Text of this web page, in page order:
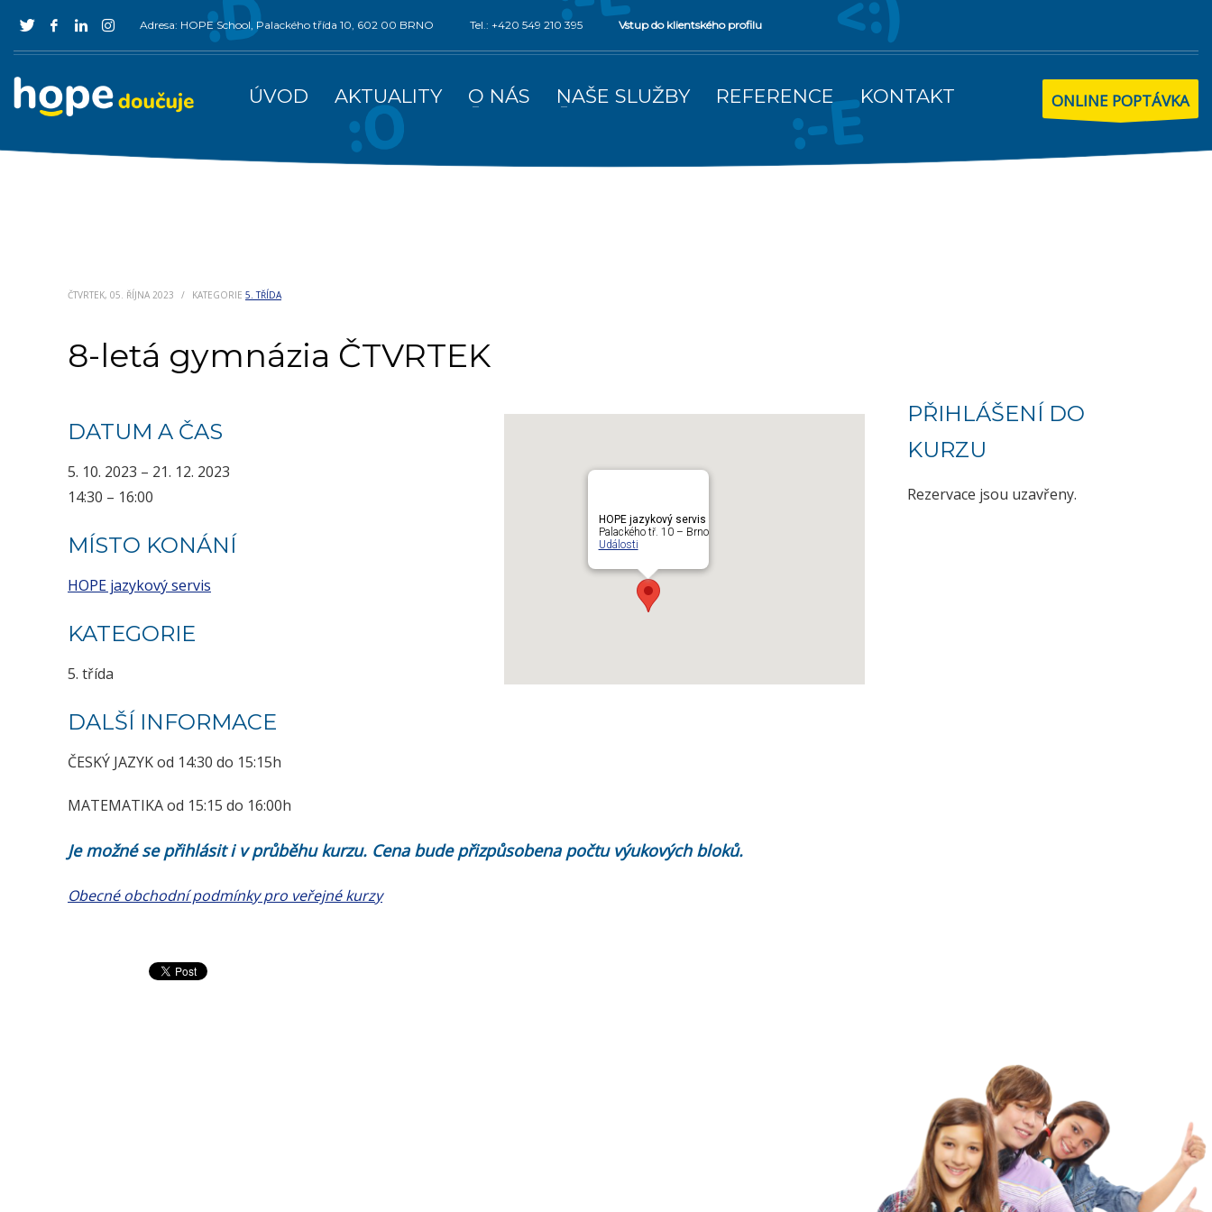
Adresa: HOPE School, Palackého třída 10, 602 00 BRNO Tel.: +420 549 210 395 Vstup do klientského profilu
ÚVOD AKTUALITY O NÁS NAŠE SLUŽBY REFERENCE KONTAKT ONLINE POPTÁVKA
ČTVRTEK, 05. ŘÍJNA 2023 / KATEGORIE 5. TŘÍDA
8-letá gymnázia ČTVRTEK
HOPE jazykový servis
Palackého tř. 10 – Brno
Události
DATUM A ČAS
5. 10. 2023 – 21. 12. 2023
14:30 – 16:00
MÍSTO KONÁNÍ
HOPE jazykový servis
KATEGORIE
5. třída
DALŠÍ INFORMACE
ČESKÝ JAZYK od 14:30 do 15:15h
MATEMATIKA od 15:15 do 16:00h
Je možné se přihlásit i v průběhu kurzu. Cena bude přizpůsobena počtu výukových bloků.
Obecné obchodní podmínky pro veřejné kurzy
PŘIHLÁŠENÍ DO
KURZU
Rezervace jsou uzavřeny.